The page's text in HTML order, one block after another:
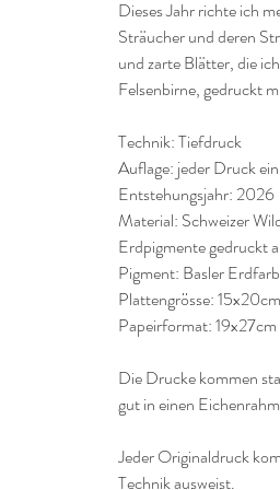
Dieses Jahr richte ich
Sträucher und deren
und zarte Blätter, die
Felsenbirne, gedruckt
Technik: Tiefdruck
Auflage: jeder Druck
Entstehungsjahr: 2026
Material: Schweizer
Erdpigmente gedruckt
Pigment: Basler
Plattengrösse: 15x20cm
Papeirformat: 19x27cm
Die Drucke kommen
gut in einen
Jeder Originaldruck
Technik ausweist.